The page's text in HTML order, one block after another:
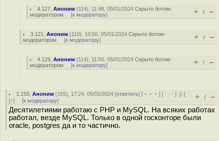
4.127 ,Аноним (114), 11:48, 05/01/2024Скрыто ботом-
модератором [к модератору] + / –
3.121 ,Аноним (110), 10:50, 05/01/2024Скрыто ботом-
модератором [к модератору] + / –
4.129 ,Аноним (114), 11:50, 05/01/2024Скрыто ботом-
модератором [к модератору] + / –
1.155 ,Аноним (155), 17:24, 05/01/2024 [ответить] [ ﹢﹢﹢] [ · · ·][↓]
[↑] [к модератору] + / –
Десятилетиями работаю с PHP и MySQL. На всяких работах
работал, везде MySQL. Только в одной госконторе были
oracle, роstgres да и то частично.